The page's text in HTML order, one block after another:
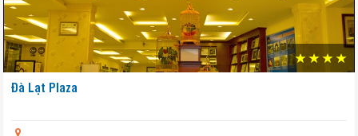
Đà Lạt Plaza